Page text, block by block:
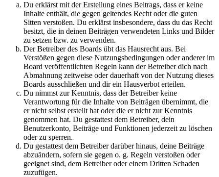
Du erklärst mit der Erstellung eines Beitrags, dass er keine
Inhalte enthält, die gegen geltendes Recht oder die guten
Sitten verstoßen. Du erklärst insbesondere, dass du das Recht
besitzt, die in deinen Beiträgen verwendeten Links und Bilder
zu setzen bzw. zu verwenden.
Der Betreiber des Boards übt das Hausrecht aus. Bei
Verstößen gegen diese Nutzungsbedingungen oder anderer im
Board veröffentlichten Regeln kann der Betreiber dich nach
Abmahnung zeitweise oder dauerhaft von der Nutzung dieses
Boards ausschließen und dir ein Hausverbot erteilen.
Du nimmst zur Kenntnis, dass der Betreiber keine
Verantwortung für die Inhalte von Beiträgen übernimmt, die
er nicht selbst erstellt hat oder die er nicht zur Kenntnis
genommen hat. Du gestattest dem Betreiber, dein
Benutzerkonto, Beiträge und Funktionen jederzeit zu löschen
oder zu sperren.
Du gestattest dem Betreiber darüber hinaus, deine Beiträge
abzuändern, sofern sie gegen o. g. Regeln verstoßen oder
geeignet sind, dem Betreiber oder einem Dritten Schaden
zuzufügen.